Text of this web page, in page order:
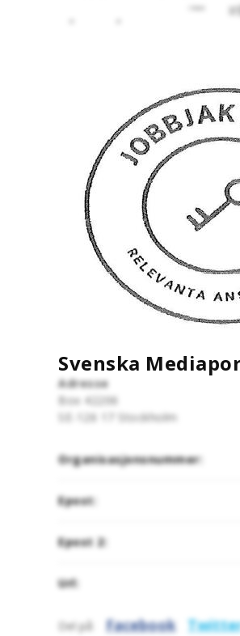
Svenska
Adresse
Box 42206
SE-126 17
Stockholm
Organisasjonsnummer:
Epost:
Epost 2:
Url:
Del på: Facebook